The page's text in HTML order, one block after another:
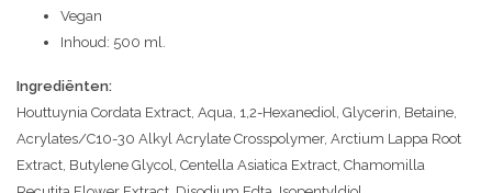
Vegan
Inhoud: 500 ml.
Ingrediënten:
Houttuynia Cordata Extract, Aqua, 1,2-Hexanediol, Glycerin, Betaine,
Acrylates/C10-30 Alkyl Acrylate Crosspolymer, Arctium Lappa Root
Extract, Butylene Glycol, Centella Asiatica Extract, Chamomilla